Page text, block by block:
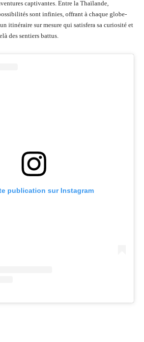
captivantes. Entre la Thaïlande,
sont infinies, offrant à chaque globe-
itinéraire sur mesure qui satisfera sa curiosité et
des sentiers battus.
publication sur Instagram